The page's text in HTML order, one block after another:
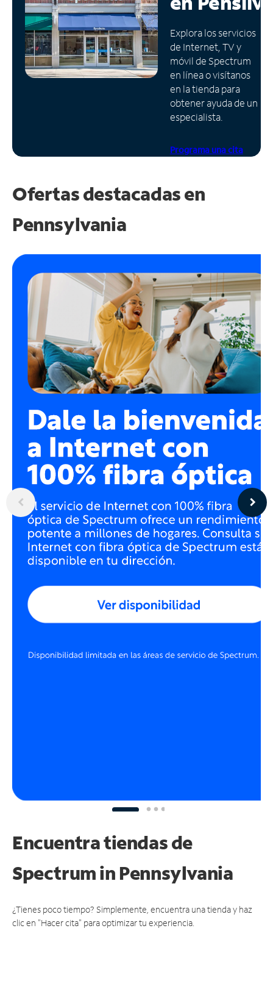
Administrar
cuenta
Encuentra
una
tienda
Explora los servicios
de Internet, TV y
móvil de Spectrum
en línea o visítanos
en la tienda para
obtener ayuda de un
especialista.
Programa una cita
Ofertas destacadas en
Pennsylvania
Encuentra tiendas de
Spectrumin Pennsylvania
¿Tienes poco tiempo? Simplemente, encuentra una tienda y haz
clic en "Hacer cita" para optimizar tu experiencia.